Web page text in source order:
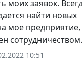
моих заявок.
найти новых
мое
сотрудничеством.
10:51